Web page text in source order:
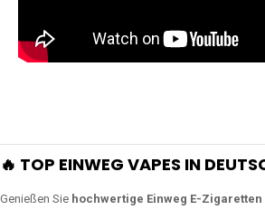
🔥 TOP EINWEG VAPES IN
Genießen Sie hochwertige Einweg E-Zigaretten